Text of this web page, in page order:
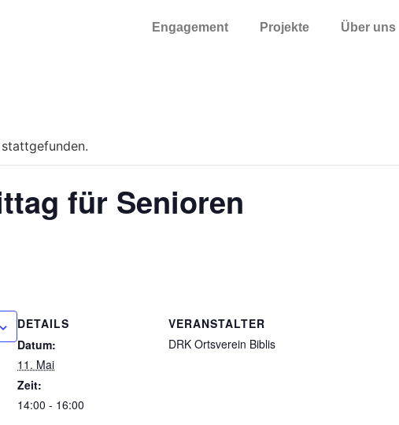
Engagement Projekte Über uns
für Senioren
DETAILS
Datum:
11. Mai
Zeit:
14:00 - 16:00
VERANSTALTER
DRK Ortsverein Biblis